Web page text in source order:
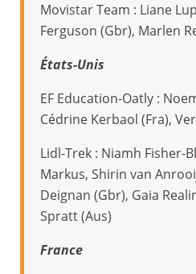
Movistar Team : Liane
Ferguson (Gbr), Marlen
États-Unis
EF Education-Oatly :
Cédrine Kerbaol (Fra),
Lidl-Trek : Niamh Fisher-
Markus, Shirin van
Deignan (Gbr), Gaia
Spratt (Aus)
France